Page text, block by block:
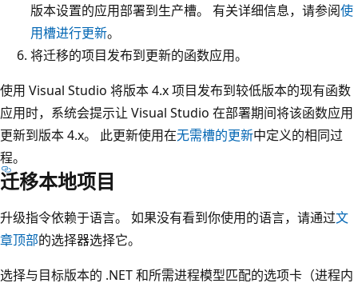
版本设置的应用部署到生产槽。 有关详细信息，请参阅使
用槽进行更新。
将迁移的项目发布到更新的函数应用。
使用 Visual Studio 将版本 4.x 项目发布到较低版本的现有函数
应用时，系统会提示让 Visual Studio 在部署期间将该函数应用
更新到版本 4.x。 此更新使用在无需槽的更新中定义的相同过
程。
迁移本地项目
升级指令依赖于语言。 如果没有看到你使用的语言，请通过文
章顶部的选择器选择它。
选择与目标版本的 .NET 和所需进程模型匹配的选项卡（进程内